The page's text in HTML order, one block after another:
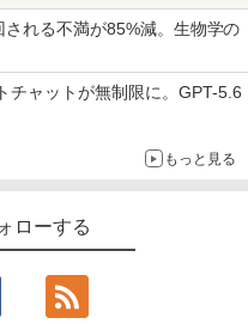
れる不満が85%減。生物学の
チャットが無制限に。GPT-5.6
もっと見る
ローする